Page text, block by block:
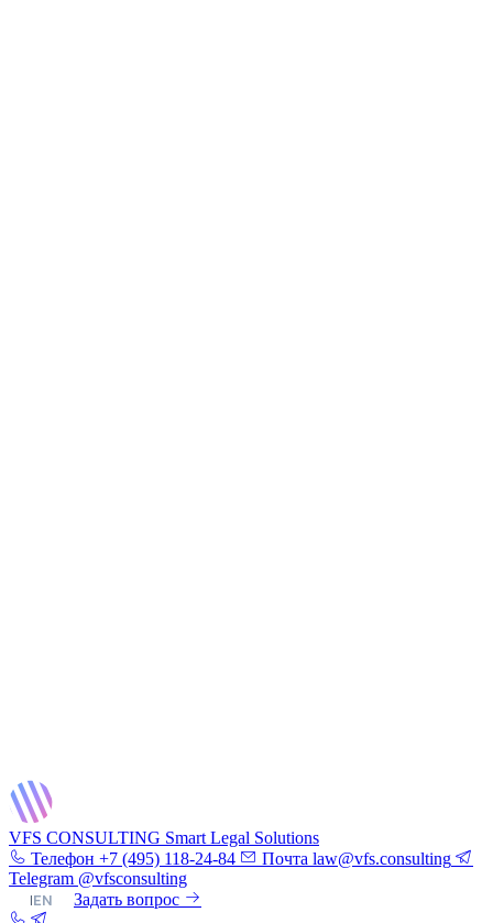
VFS CONSULTING Smart Legal Solutions
Телефон +7 (495) 118-24-84 Почта law@vfs.consulting
Telegram @vfsconsulting
|EN Задать вопрос